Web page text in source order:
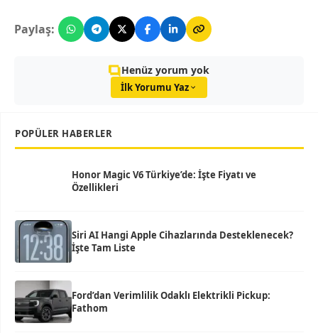
Paylaş:
Henüz yorum yok
İlk Yorumu Yaz
POPÜLER HABERLER
Honor Magic V6 Türkiye’de: İşte Fiyatı ve
Özellikleri
Siri AI Hangi Apple Cihazlarında Desteklenecek?
İşte Tam Liste
Ford’dan Verimlilik Odaklı Elektrikli Pickup:
Fathom